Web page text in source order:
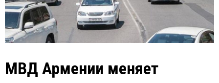
МВД Армении меняет